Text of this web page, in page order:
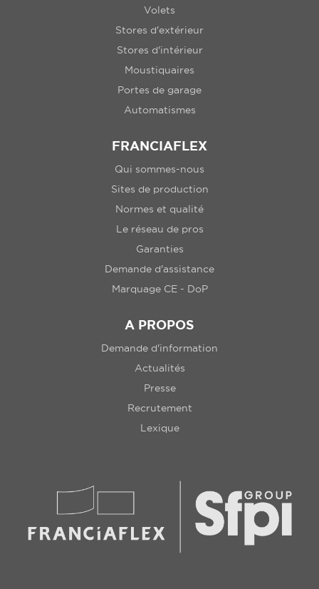
Volets
Stores d'extérieur
Stores d'intérieur
Moustiquaires
Portes de garage
Automatismes
FRANCIAFLEX
Qui sommes-nous
Sites de production
Normes et qualité
Le réseau de pros
Garanties
Demande d'assistance
Marquage CE - DoP
A PROPOS
Demande d'information
Actualités
Presse
Recrutement
Lexique